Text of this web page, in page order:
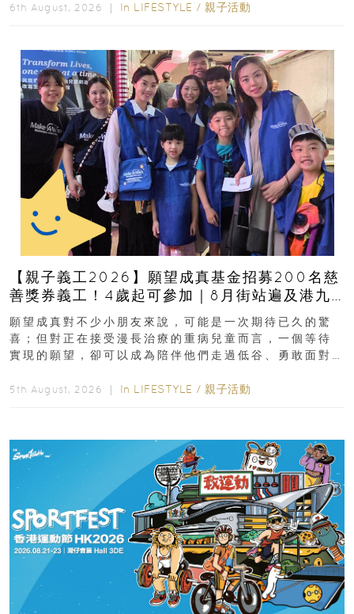
6th August, 2026 ｜ In LIFESTYLE / 親子活動
【親子義工2026】願望成真基金招募200名慈
善獎券義工！4歲起可參加｜8月街站遍及港九
新界
願望成真對不少小朋友來說，可能是一次期待已久的驚
喜；但對正在接受漫長治療的重病兒童而言，一個等待
實現的願望，卻可以成為陪伴他們走過低谷、勇敢面對
5th August, 2026 ｜ In LIFESTYLE / 親子活動